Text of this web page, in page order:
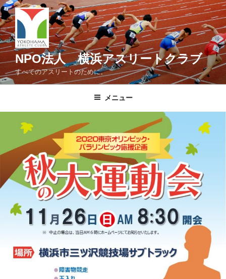
コ
ン
テ
ン
ツ
へ
ス
プ
NPO法人 横浜アスリートクラブ
すべてのアスリートのために。
メニュー